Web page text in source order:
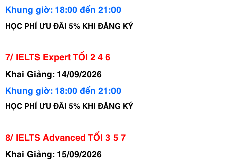
Khung giờ: 18:00 đến 21:00
HỌC PHÍ ƯU ĐÃI 5% KHI ĐĂNG KÝ
7/ IELTS Expert TỐI 2 4 6
Khai Giảng: 14/09/2026
Khung giờ: 18:00 đến 21:00
HỌC PHÍ ƯU ĐÃI 5% KHI ĐĂNG KÝ
8/ IELTS Advanced TỐI 3 5 7
Khai Giảng: 15/09/2026